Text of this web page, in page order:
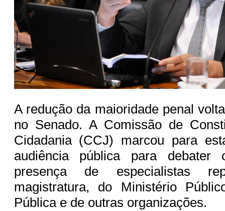
A redução da maioridade penal
no Senado. A Comissão de
Cidadania (CCJ) marcou para
audiência pública para
presença de especialistas
magistratura, do Ministério
Pública e de outras organizações.